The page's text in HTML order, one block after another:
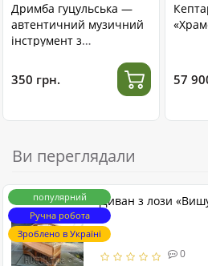
Дримба гуцульська —
автентичний музичний
інструмент з
350 грн. 57
Ви переглядали
популярний
Ручна робота
Зроблено в Україні
Диван з лози
0